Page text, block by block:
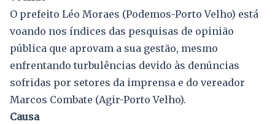
O prefeito Léo Moraes (Podemos-Porto Velho) está
voando nos índices das pesquisas de opinião
pública que aprovam a sua gestão, mesmo
enfrentando turbulências devido às denúncias
sofridas por setores da imprensa e do vereador
Marcos Combate (Agir-Porto Velho).
Causa